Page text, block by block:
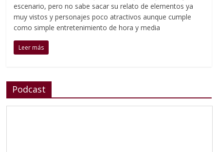
escenario, pero no sabe sacar su relato de elementos ya
muy vistos y personajes poco atractivos aunque cumple
como simple entretenimiento de hora y media
Leer más
Podcast